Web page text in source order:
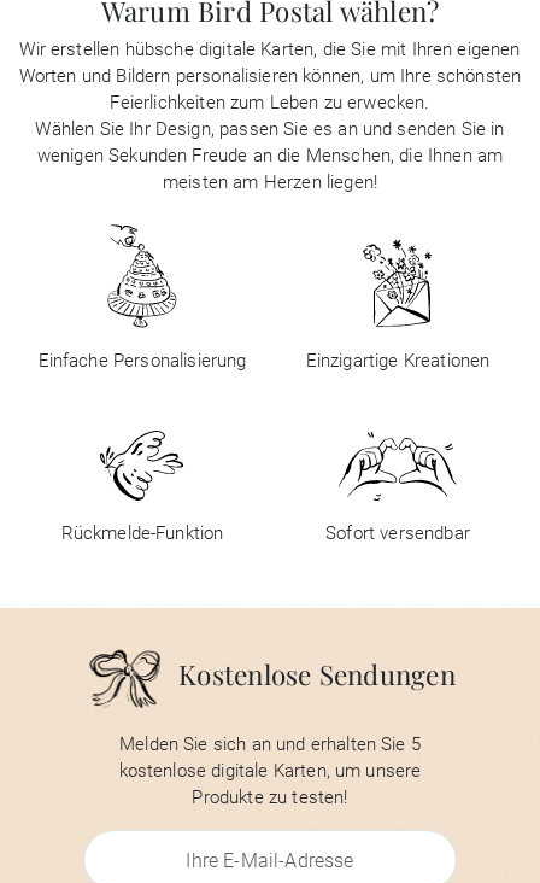
Warum Bird Postal wählen?
Wir erstellen hübsche digitale Karten, die Sie mit Ihren eigenen
Worten und Bildern personalisieren können, um Ihre schönsten
Feierlichkeiten zum Leben zu erwecken.
Wählen Sie Ihr Design, passen Sie es an und senden Sie in
wenigen Sekunden Freude an die Menschen, die Ihnen am
meisten am Herzen liegen!
Einfache Personalisierung Einzigartige Kreationen
Rückmelde-Funktion Sofort versendbar
Kostenlose Sendungen
Melden Sie sich an und erhalten Sie 5
kostenlose digitale Karten, um unsere
Produkte zu testen!